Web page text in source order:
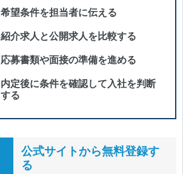
希望条件を担当者に伝える
紹介求人と公開求人を比較する
応募書類や面接の準備を進める
内定後に条件を確認して入社を判断
する
公式サイトから無料登録す
る